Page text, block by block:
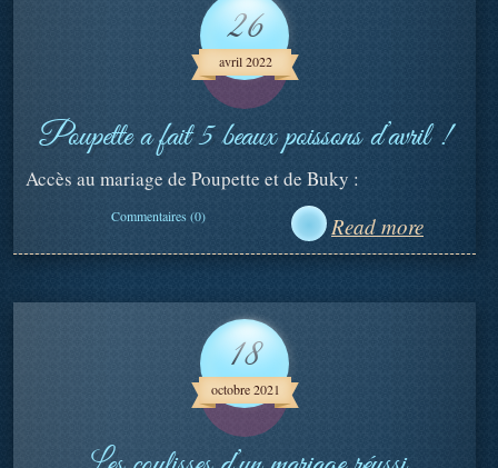
26
avril 2022
Poupette a fait 5 beaux poissons d’avril !
Accès au mariage de Poupette et de Buky :
Commentaires (0) Read more
18
octobre 2021